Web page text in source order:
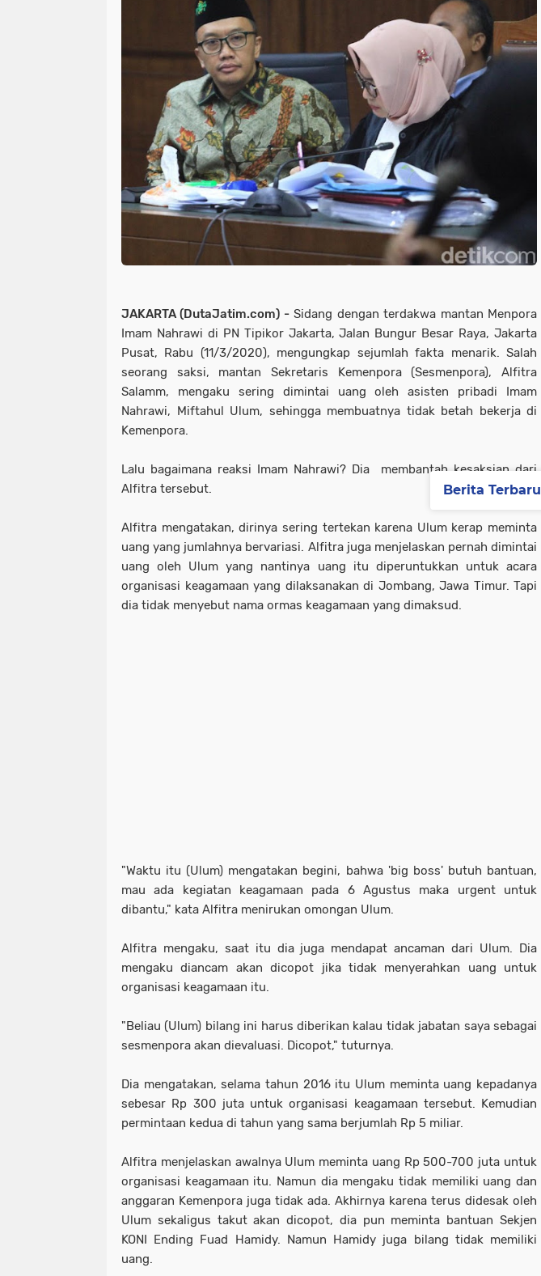
JAKARTA (DutaJatim.com) -Sidang dengan terdakwa mantan Menpora
Imam Nahrawi di PN Tipikor Jakarta, Jalan Bungur Besar Raya, Jakarta
Pusat, Rabu (11/3/2020), mengungkap sejumlah fakta menarik. Salah
seorang saksi, mantan Sekretaris Kemenpora (Sesmenpora), Alfitra
Salamm, mengaku sering dimintai uang oleh asisten pribadi Imam
Nahrawi, Miftahul Ulum, sehingga membuatnya tidak betah bekerja di
Kemenpora.
Lalu bagaimana reaksi Imam Nahrawi? Dia membantah kesaksian dari
Alfitra tersebut.
Alfitra mengatakan, dirinya sering tertekan karena Ulum kerap meminta
uang yang jumlahnya bervariasi. Alfitra juga menjelaskan pernah dimintai
uang oleh Ulum yang nantinya uang itu diperuntukkan untuk acara
organisasi keagamaan yang dilaksanakan di Jombang, Jawa Timur. Tapi
dia tidak menyebut nama ormas keagamaan yang dimaksud.
"Waktu itu (Ulum) mengatakan begini, bahwa 'big boss' butuh bantuan,
mau ada kegiatan keagamaan pada 6 Agustus maka urgent untuk
dibantu," kata Alfitra menirukan omongan Ulum.
Alfitra mengaku, saat itu dia juga mendapat ancaman dari Ulum. Dia
mengaku diancam akan dicopot jika tidak menyerahkan uang untuk
organisasi keagamaan itu.
"Beliau (Ulum) bilang ini harus diberikan kalau tidak jabatan saya sebagai
sesmenpora akan dievaluasi. Dicopot," tuturnya.
Dia mengatakan, selama tahun 2016 itu Ulum meminta uang kepadanya
sebesar Rp 300 juta untuk organisasi keagamaan tersebut. Kemudian
permintaan kedua di tahun yang sama berjumlah Rp 5 miliar.
Alfitra menjelaskan awalnya Ulum meminta uang Rp 500-700 juta untuk
organisasi keagamaan itu. Namun dia mengaku tidak memiliki uang dan
anggaran Kemenpora juga tidak ada. Akhirnya karena terus didesak oleh
Ulum sekaligus takut akan dicopot, dia pun meminta bantuan Sekjen
KONI Ending Fuad Hamidy. Namun Hamidy juga bilang tidak memiliki
uang.
Berita Terbaru